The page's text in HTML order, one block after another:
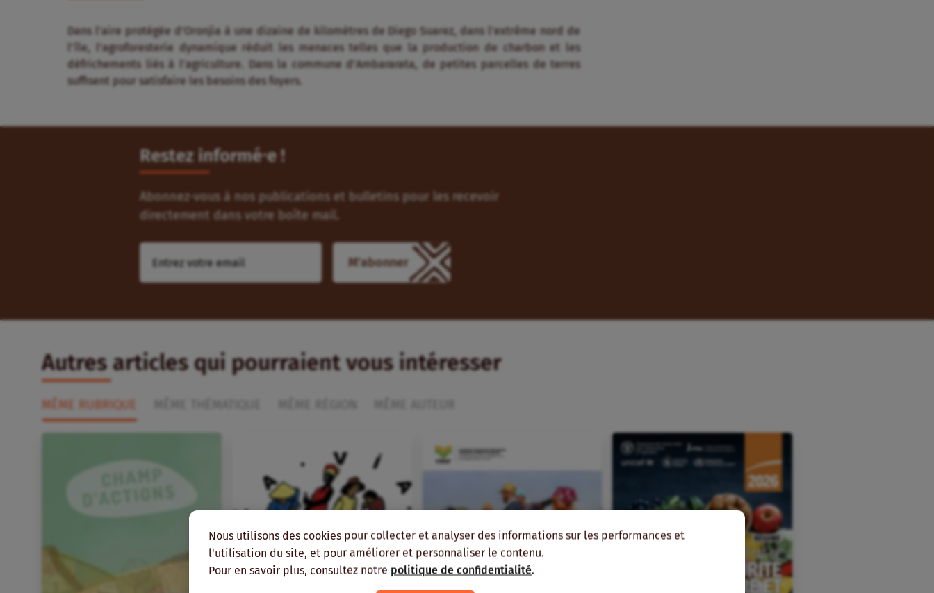
Nous utilisons des cookies pour collecter et analyser des informations sur les performances et
l'utilisation du site, et pour améliorer et personnaliser le contenu.
Pour en savoir plus, consultez notre politique de confidentialité.
Dans l’aire protégée d’Oronjia à une dizaine de kilomètres de Diego Suarez, dans l’extrême nord de
l’île, l’agroforesterie dynamique réduit les menaces telles que la production de charbon et les
défrichements liés à l’agriculture. Dans la commune d’Ambararata, de petites parcelles de terres
suffisent pour satisfaire les besoins des foyers.
Restez informé⸱e !
Abonnez-vous à nos publications et bulletins pour les recevoir
directement dans votre boîte mail.
Autres articles qui pourraient vous intéresser
MÊME RUBRIQUE